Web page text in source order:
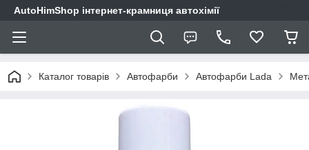
AutoHimShop інтернет-крамниця автохімії
Каталог товарів Автофарби Автофарби Lada